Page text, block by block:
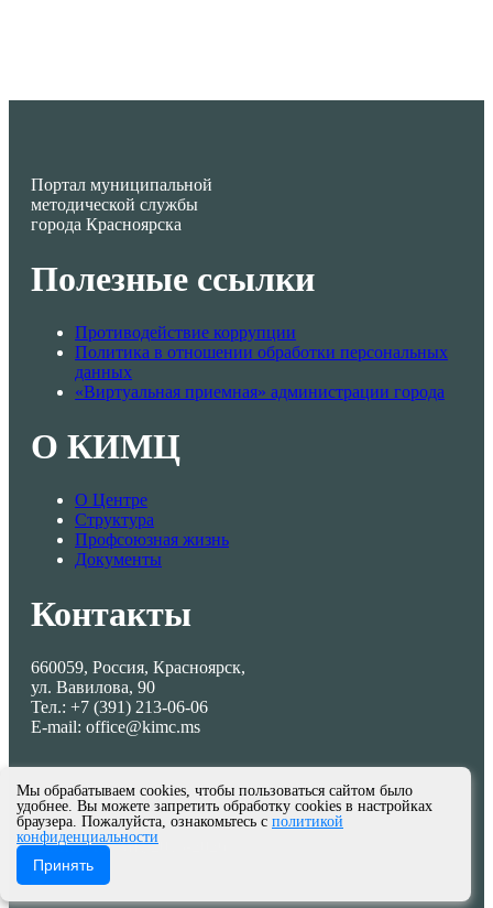
Портал муниципальной
методической службы
города Красноярска
Полезные ссылки
Противодействие коррупции
Политика в отношении обработки персональных
данных
«Виртуальная приемная» администрации города
О КИМЦ
О Центре
Структура
Профсоюзная жизнь
Документы
Контакты
660059, Россия, Красноярск,
ул. Вавилова, 90
Тел.: +7 (391) 213-06-06
E-mail: office@kimc.ms
© МКУ КИМЦ 2013-2026
Мы обрабатываем cookies, чтобы пользоваться сайтом было
удобнее. Вы можете запретить обработку cookies в настройках
браузера. Пожалуйста, ознакомьтесь с политикой
конфиденциальности
Принять